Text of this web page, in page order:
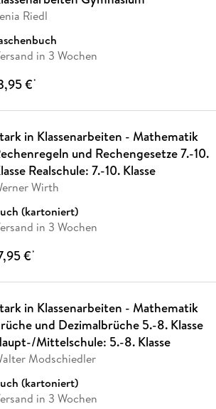
Riedl
in 3 Wochen
€*
in Klassenarbeiten - Mathematik
und Rechengesetze 7.-10.
Realschule: 7.-10. Klasse
Wirth
(kartoniert)
in 3 Wochen
€*
in Klassenarbeiten - Mathematik
und Dezimalbrüche 5.-8. Klasse
Mittelschule: 5.-8. Klasse
Modschiedler
(kartoniert)
in 3 Wochen